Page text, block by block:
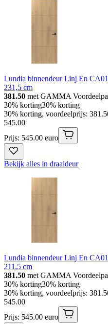
Lundia binnendeur Linj En
231,5 cm
381.50 met GAMMA
30% korting30% korting
30% korting, voordeelprijs:
545.00
Prijs: 545.00 euro
Bekijk alles in draaideur
Lundia binnendeur Linj En
211,5 cm
381.50 met GAMMA
30% korting30% korting
30% korting, voordeelprijs:
545.00
Prijs: 545.00 euro